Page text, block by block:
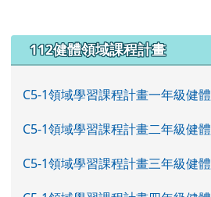
左邊區域內容
112健體領域課程計畫
C5-1領域學習課程計畫一年級健體
C5-1領域學習課程計畫二年級健體
C5-1領域學習課程計畫三年級健體